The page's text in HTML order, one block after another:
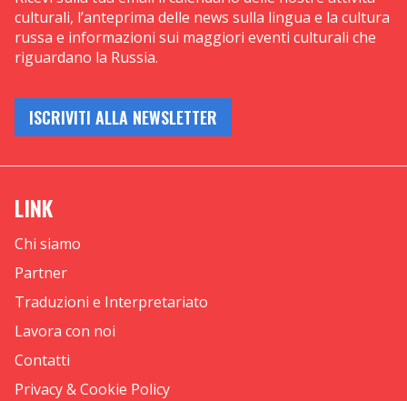
culturali, l’anteprima delle news sulla lingua e la cultura
russa e informazioni sui maggiori eventi culturali che
riguardano la Russia.
ISCRIVITI ALLA NEWSLETTER
LINK
Chi siamo
Partner
Traduzioni e Interpretariato
Lavora con noi
Contatti
Privacy & Cookie Policy